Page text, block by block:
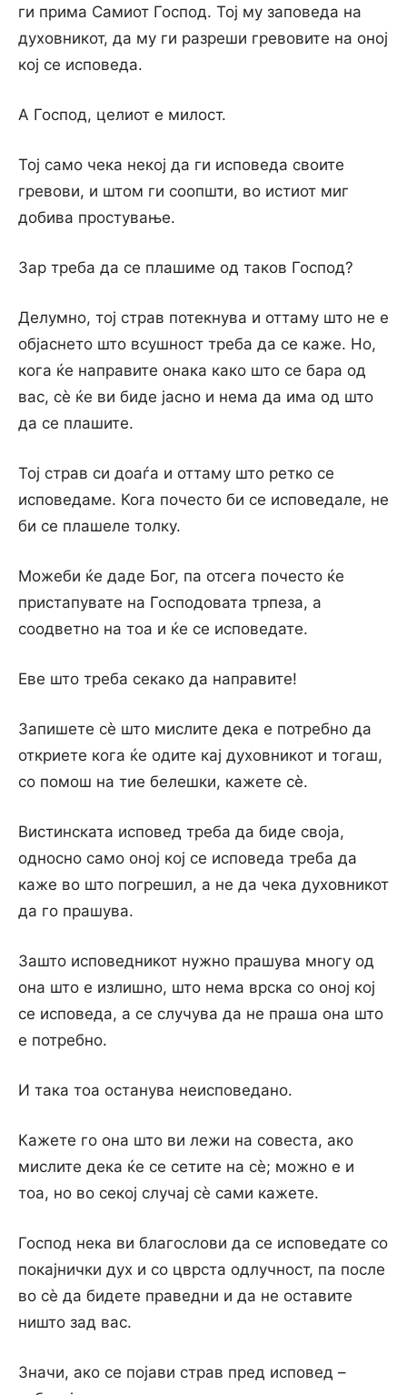
ги прима Самиот Господ. Тој му заповеда на
духовникот, да му ги разреши гревовите на оној
кој се исповеда.
А Господ, целиот е милост.
Тој само чека некој да ги исповеда своите
гревови, и штом ги соопшти, во истиот миг
добива простување.
Зар треба да се плашиме од таков Господ?
Делумно, тој страв потекнува и оттаму што не е
објаснето што всушност треба да се каже. Но,
кога ќе направите онака како што се бара од
вас, сѐ ќе ви биде јасно и нема да има од што
да се плашите.
Тој страв си доаѓа и оттаму што ретко се
исповедаме. Кога почесто би се исповедале, не
би се плашеле толку.
Можеби ќе даде Бог, па отсега почесто ќе
пристапувате на Господовата трпеза, а
соодветно на тоа и ќе се исповедате.
Еве што треба секако да направите!
Запишете сѐ што мислите дека е потребно да
откриете кога ќе одите кај духовникот и тогаш,
со помош на тие белешки, кажете сѐ.
Вистинската исповед треба да биде своја,
односно само оној кој се исповеда треба да
каже во што погрешил, а не да чека духовникот
да го прашува.
Зашто исповедникот нужно прашува многу од
она што е излишно, што нема врска со оној кој
се исповеда, а се случува да не праша она што
е потребно.
И така тоа останува неисповедано.
Кажете го она што ви лежи на совеста, ако
мислите дека ќе се сетите на сѐ; можно е и
тоа, но во секој случај сѐ сами кажете.
Господ нека ви благослови да се исповедате со
покајнички дух и со цврста одлучност, па после
во сѐ да бидете праведни и да не оставите
ништо зад вас.
Значи, ако се појави страв пред исповед –